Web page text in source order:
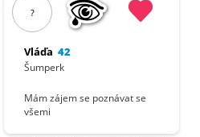
?
Vláďa 42
Šumperk
Mám zájem se poznávat se
všemi